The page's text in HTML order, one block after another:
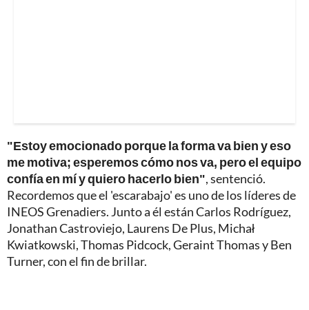
"Estoy emocionado porque la forma va bien y eso
me motiva; esperemos cómo nos va, pero el equipo
confía en mí y quiero hacerlo bien", sentenció.
Recordemos que el 'escarabajo' es uno de los líderes de
INEOS Grenadiers. Junto a él están Carlos Rodríguez,
Jonathan Castroviejo, Laurens De Plus, Michał
Kwiatkowski, Thomas Pidcock, Geraint Thomas y Ben
Turner, con el fin de brillar.